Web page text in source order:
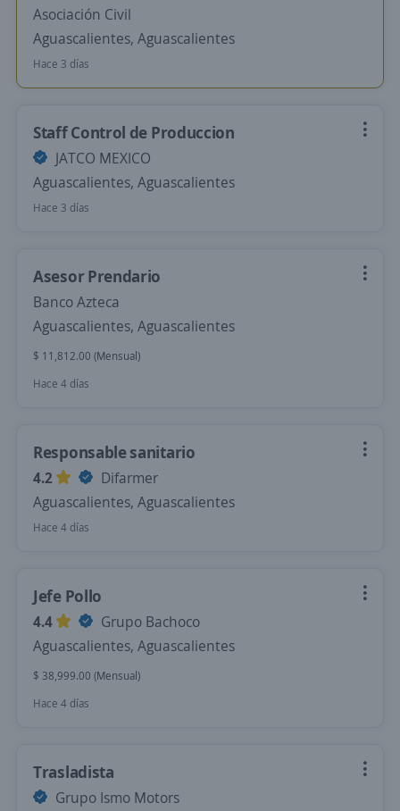
Asociación Civil
Aguascalientes, Aguascalientes
Hace 3 días
Staff Control de Produccion
JATCO MEXICO
Aguascalientes, Aguascalientes
Hace 3 días
Asesor Prendario
Banco Azteca
Aguascalientes, Aguascalientes
$ 11,812.00 (Mensual)
Hace 4 días
Responsable sanitario
4.2
Difarmer
Aguascalientes, Aguascalientes
Hace 4 días
Jefe Pollo
4.4
Grupo Bachoco
Aguascalientes, Aguascalientes
$ 38,999.00 (Mensual)
Hace 4 días
Trasladista
Grupo Ismo Motors